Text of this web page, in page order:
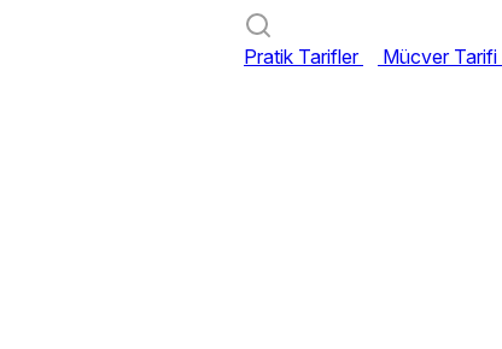
Pratik Tarifler Mücver Tarifi